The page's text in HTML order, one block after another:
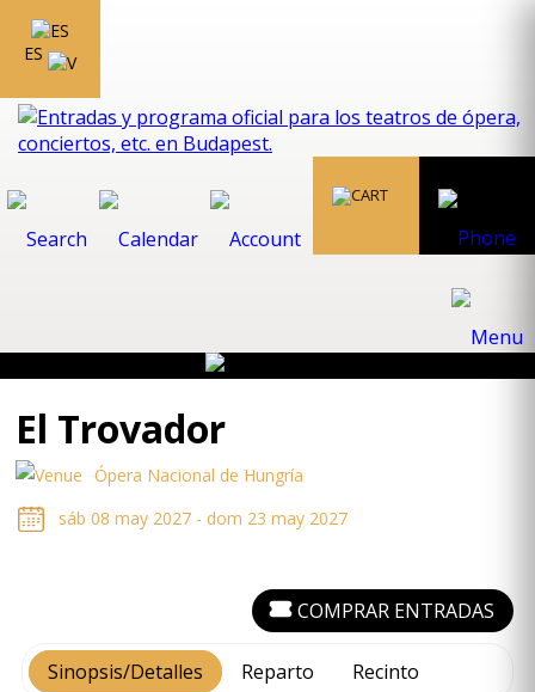
ES
El Trovador
Ópera Nacional de Hungría
sáb 08 may 2027 - dom 23 may 2027
Sinopsis/Detalles Reparto Recinto
COMPRAR ENTRADAS